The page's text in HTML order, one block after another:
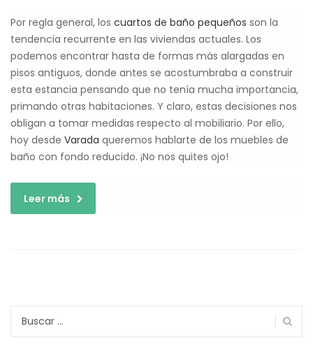
Por regla general, los cuartos de baño pequeños son la
tendencia recurrente en las viviendas actuales. Los
podemos encontrar hasta de formas más alargadas en
pisos antiguos, donde antes se acostumbraba a construir
esta estancia pensando que no tenía mucha importancia,
primando otras habitaciones. Y claro, estas decisiones nos
obligan a tomar medidas respecto al mobiliario. Por ello,
hoy desde Varada queremos hablarte de los muebles de
baño con fondo reducido. ¡No nos quites ojo!
Leer más